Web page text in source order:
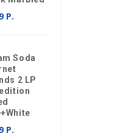
Р.
Soda
2 LP
Р.